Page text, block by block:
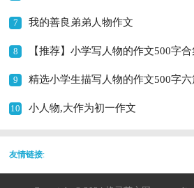
7 我的善良弟弟人物作文
8 【推荐】小学写人物的作文500字
9 精选小学生描写人物的作文500字六
10 小人物,大作为初一作文
友情链接: